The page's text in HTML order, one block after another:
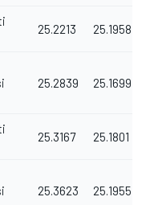
25.2213 25.1958
25.2839 25.1699
25.3167 25.1801
25.3623 25.1955